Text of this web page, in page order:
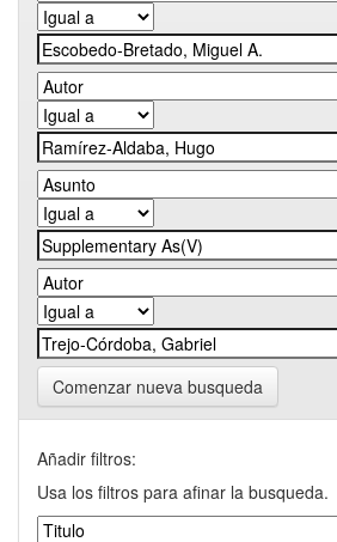
Comenzar nueva busqueda
Añadir filtros:
Usa los filtros para afinar la busqueda.